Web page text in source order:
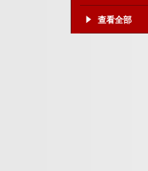
查看全部